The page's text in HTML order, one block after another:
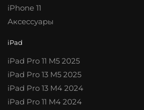
iPhone 11
Аксессуары
iPad
iPad Pro 11 M5 2025
iPad Pro 13 M5 2025
iPad Pro 13 M4 2024
iPad Pro 11 M4 2024